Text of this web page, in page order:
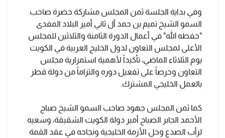
وفي بداية الجلسة ثمن المجلس مشاركة حضرة صاحب
السمو الشيخ تميم بن حمد آل ثاني أمير البلاد المفدى
"حفظه الله" في أعمال الدورة الثامنة والثلاثين للمجلس
الأعلى لمجلس التعاون لدول الخليج العربية في الكويت
يوم الثلاثاء الماضي، تأكيداً لأهمية استمرارية مجلس
التعاون وحرصاً على تفعيل دوره والتزاماً من دولة قطر
بالعمل الخليجي المشترك.
كما ثمن المجلس جهود صاحب السمو الشيخ صباح
الأحمد الجابر الصباح أمير دولة الكويت الشقيقة، وسعيه
لرأب الصدع وحل الأزمة الخليجية ونجاحه في عقد القمة